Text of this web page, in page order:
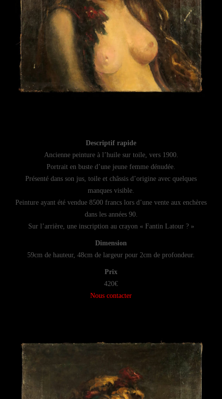
Descriptif rapide
Ancienne peinture à l’huile sur toile, vers 1900.
Portrait en buste d’une jeune femme dénudée.
Présenté dans son jus, toile et châssis d’origine avec quelques
manques visible.
Peinture ayant été vendue 8500 francs lors d’une vente aux enchères
dans les années 90.
Sur l’arrière, une inscription au crayon « Fantin Latour ? »
Dimension
59cm de hauteur, 48cm de largeur pour 2cm de profondeur.
Prix
420€
Nous contacter